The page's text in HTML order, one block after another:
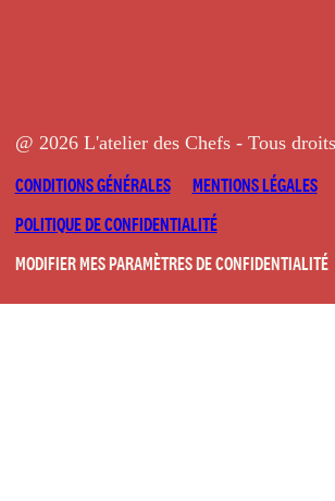
@ 2026 L'atelier des Chefs - Tous
CONDITIONS GÉNÉRALES
MENTIONS LÉGALES
POLITIQUE DE CONFIDENTIALITÉ
MODIFIER MES PARAMÈTRES DE CONFIDENTIALITÉ